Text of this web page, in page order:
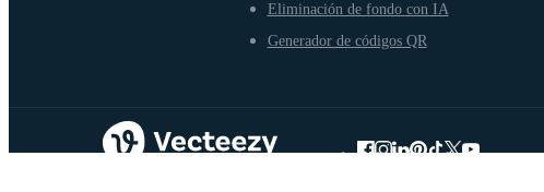
Eliminación de fondo con IA
Generador de códigos QR